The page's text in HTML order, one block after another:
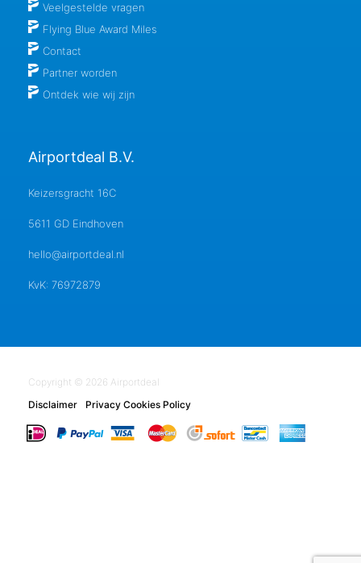
Veelgestelde vragen
Flying Blue Award Miles
Contact
Partner worden
Ontdek wie wij zijn
Airportdeal B.V.
Keizersgracht 16C
5611 GD Eindhoven
hello@airportdeal.nl
KvK: 76972879
Copyright © 2026 Airportdeal
Disclaimer
Privacy Cookies Policy